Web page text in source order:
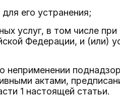
его устранения;
услуг, в том числе при
Федерации, и (или)
неприменении
актами,
1 настоящей статьи.